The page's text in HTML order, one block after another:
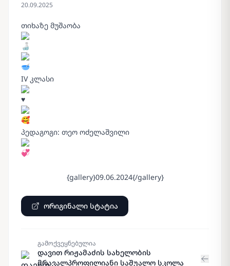
20.09.2025
თიხაზე მუშაობა
IV კლასი
პედაგოგი: თეო ოძელაშვილი
{gallery}09.06.2024{/gallery}
ორიგინალი სტატია
გამოქვეყნებულია
დავით რიჟამაძის სახელობის
მრავალპროფილიანი საშუალო სკოლა